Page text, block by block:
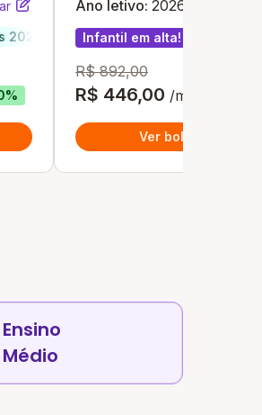
2027
Ano letivo: 2026
Infantil em alta!
R$ 892,00
R$ 446,00 /mês
Ver bolsa
Ensino
Médio